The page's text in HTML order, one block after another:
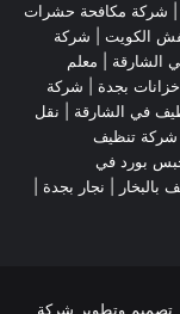
شركة مكافحة حشرات
الكويت
شركة
الشارقة
معلم
بجدة
شركة
في الشارقة
نقل
شركة تنظيف
بورد في
بالبخار نجار بجدة